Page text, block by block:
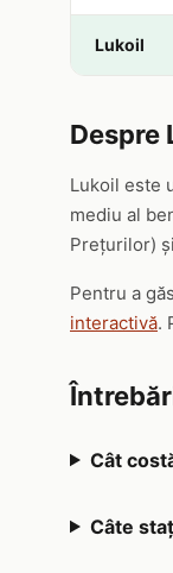
Lukoil
Despre
Lukoil este
mediu al
Prețurilor)
Pentru a
interactivă.
Cât
Câte